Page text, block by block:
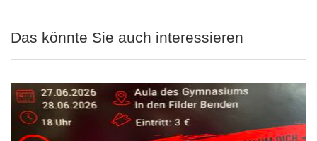
Das könnte Sie auch interessieren